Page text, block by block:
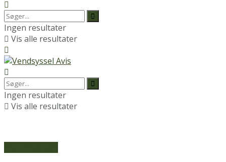
Ingen resultater
Vis alle resultater
Ingen resultater
Vis alle resultater